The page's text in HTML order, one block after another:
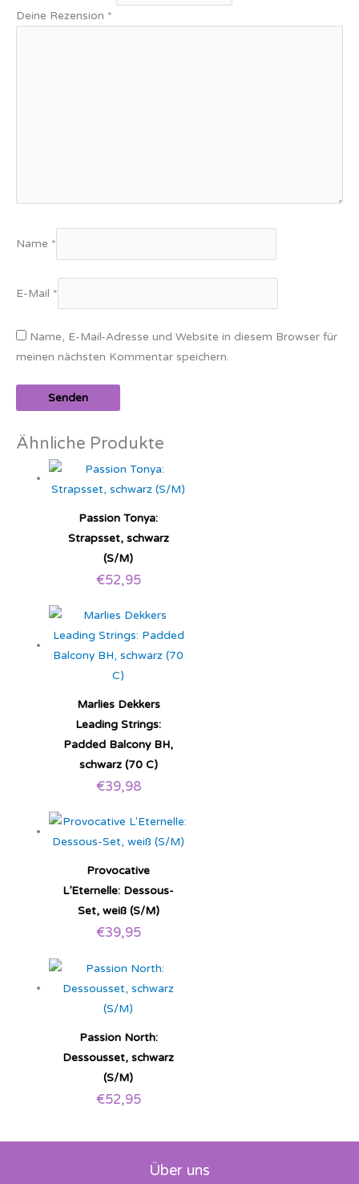
Deine Rezension *
Name *
E-Mail *
Name, E-Mail-Adresse und Website in diesem Browser für
meinen nächsten Kommentar speichern.
Ähnliche Produkte
Passion Tonya:
Strapsset, schwarz
(S/M)
€52,95
Marlies Dekkers
Leading Strings:
Padded Balcony BH,
schwarz (70 C)
€39,98
Provocative
L’Eternelle: Dessous-
Set, weiß (S/M)
€39,95
Passion North:
Dessousset, schwarz
(S/M)
€52,95
Über uns